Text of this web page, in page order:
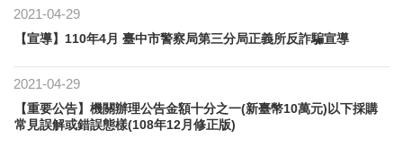
2021-04-29
【宣導】110年4月 臺中市警察局第三分局正義所反詐騙宣導
2021-04-29
【重要公告】機關辦理公告金額十分之一(新臺幣10萬元)以下採購
常見誤解或錯誤態樣(108年12月修正版)